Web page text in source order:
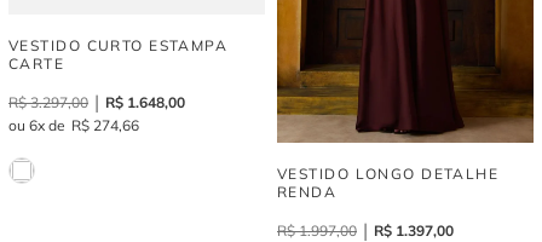
VESTIDO CURTO ESTAMPA
CARTE
R$ 3.297,00 R$ 1.648,00
6
R$ 274,66
VESTIDO LONGO DETALHE
RENDA
R$ 1.997,00 R$ 1.397,00